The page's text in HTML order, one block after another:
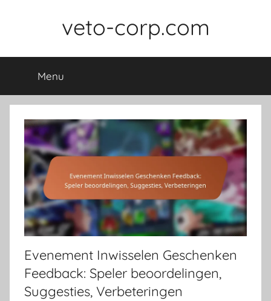
veto-corp.com
Menu
Evenement Inwisselen Geschenken
Feedback: Speler beoordelingen,
Suggesties, Verbeteringen